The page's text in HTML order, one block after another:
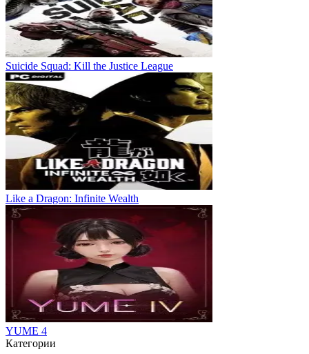
Suicide Squad: Kill the Justice League
Like a Dragon: Infinite Wealth
YUME 4
Категории